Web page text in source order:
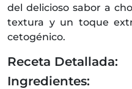
del delicioso sabor a
textura y un toque
cetogénico.
Receta Detallada:
Ingredientes: